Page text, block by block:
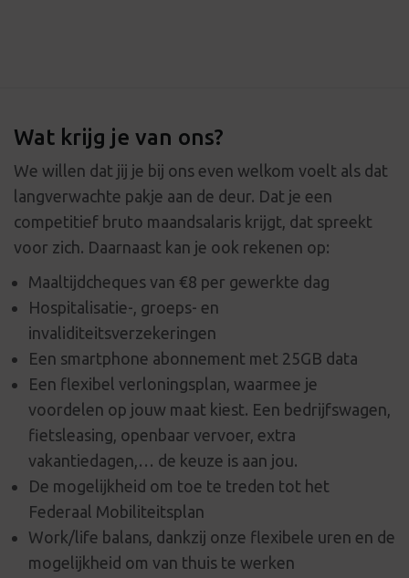
Wat krijg je van ons?
We willen dat jij je bij ons even welkom voelt als dat
langverwachte pakje aan de deur. Dat je een
competitief bruto maandsalaris krijgt, dat spreekt
voor zich. Daarnaast kan je ook rekenen op:
Maaltijdcheques van €8 per gewerkte dag
Hospitalisatie-, groeps- en
invaliditeitsverzekeringen
Een smartphone abonnement met 25GB data
Een flexibel verloningsplan, waarmee je
voordelen op jouw maat kiest. Een bedrijfswagen,
fietsleasing, openbaar vervoer, extra
vakantiedagen,… de keuze is aan jou.
De mogelijkheid om toe te treden tot het
Federaal Mobiliteitsplan
Work/life balans, dankzij onze flexibele uren en de
mogelijkheid om van thuis te werken